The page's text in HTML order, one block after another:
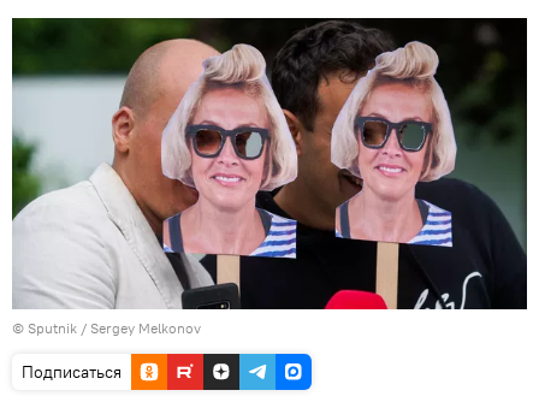
© Sputnik / Sergey Melkonov
Подписаться